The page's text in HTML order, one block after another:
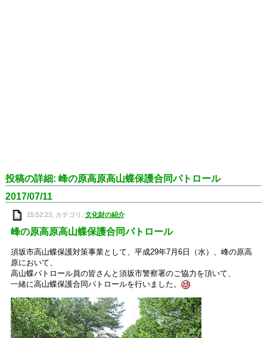
投稿の詳細: 峰の原高原高山蝶保護合同パトロール
2017/07/11
15:52:23, カテゴリ: 文化財の紹介
峰の原高原高山蝶保護合同パトロール
須坂市高山蝶保護対策事業として、平成29年7月6日（水）、峰の原高
原において、
高山蝶パトロール員の皆さんと須坂市警察署のご協力を頂いて、
一緒に高山蝶保護合同パトロールを行いました。